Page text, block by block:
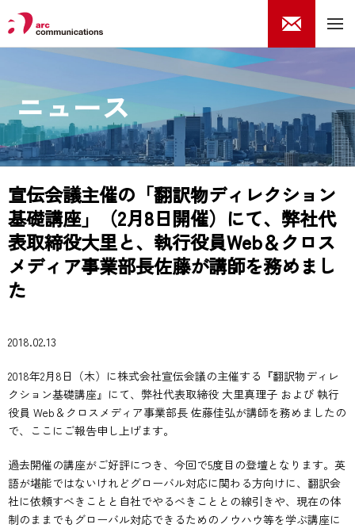
ニュース
宣伝会議主催の「翻訳物ディレクション
基礎講座」（2月8日開催）にて、弊社代
表取締役大里と、執行役員Web＆クロス
メディア事業部長佐藤が講師を務めまし
た
2018.02.13
2018年2月8日（木）に株式会社宣伝会議の主催する『翻訳物ディレ
クション基礎講座』にて、弊社代表取締役 大里真理子 および 執行
役員 Web＆クロスメディア事業部長 佐藤佳弘が講師を務めましたの
で、ここにご報告申し上げます。
過去開催の講座がご好評につき、今回で5度目の登壇となります。英
語が堪能ではないけれどグローバル対応に関わる方向けに、翻訳会
社に依頼すべきことと自社でやるべきこととの線引きや、現在の体
制のままでもグローバル対応できるためのノウハウ等を学ぶ講座に